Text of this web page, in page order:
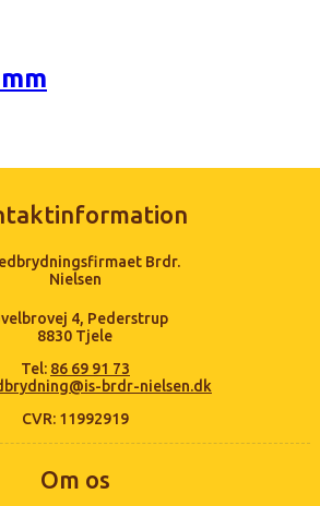
4, Pederstrup
8830 Tjele
Tel: 86 69 91 73
brdr-nielsen.dk
CVR: 11992919
Om os